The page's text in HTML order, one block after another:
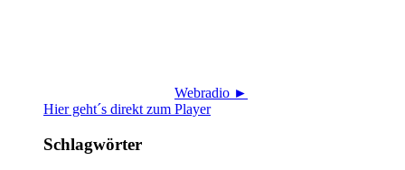
Webradio ►
Hier geht´s direkt zum Player
Schlagwörter